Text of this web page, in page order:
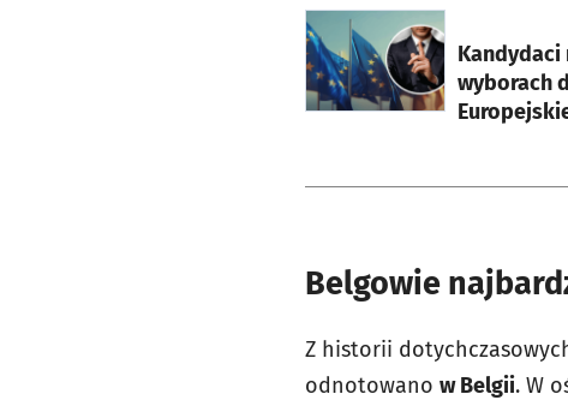
Kandydaci
wyborach
otworzy się w nowej karcie
Belgowie
Z historii
odnotowano w Belgii. W